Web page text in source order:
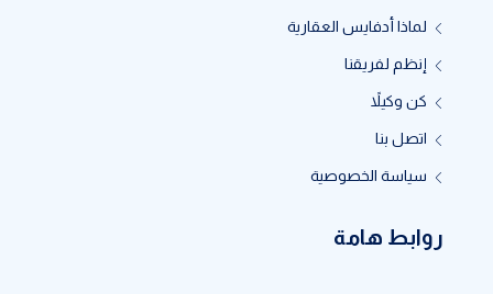
لماذا أدفايس العقارية
إنظم لفريقنا
كن وكيلاً
اتصل بنا
سياسة الخصوصية
روابط هامة